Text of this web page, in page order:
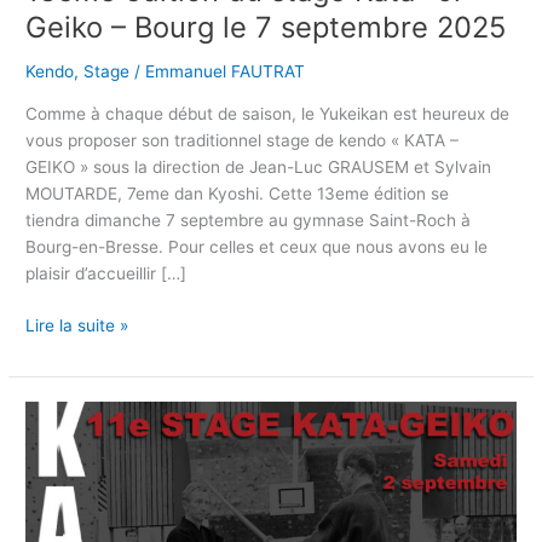
Geiko – Bourg le 7 septembre 2025
Kendo, Stage / Emmanuel FAUTRAT
Comme à chaque début de saison, le Yukeikan est heureux de
vous proposer son traditionnel stage de kendo « KATA –
GEIKO » sous la direction de Jean-Luc GRAUSEM et Sylvain
MOUTARDE, 7eme dan Kyoshi. Cette 13eme édition se
tiendra dimanche 7 septembre au gymnase Saint-Roch à
Bourg-en-Bresse. Pour celles et ceux que nous avons eu le
plaisir d’accueillir […]
Lire la suite »
11ème
édition
du
stage
Kata